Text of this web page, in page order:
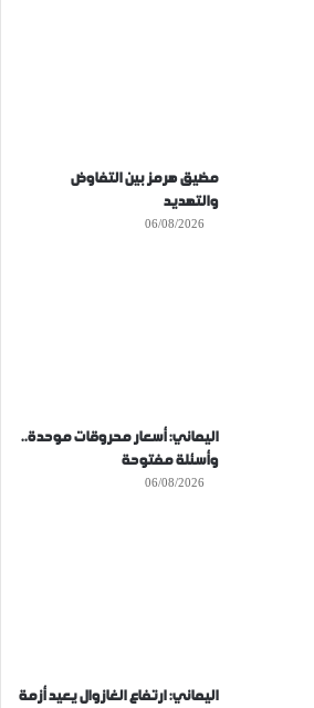
مضيق هرمز بين التفاوض
والتهديد
06/08/2026
اليماني: أسعار محروقات موحدة..
وأسئلة مفتوحة
06/08/2026
اليماني: ارتفاع الغازوال يعيد أزمة